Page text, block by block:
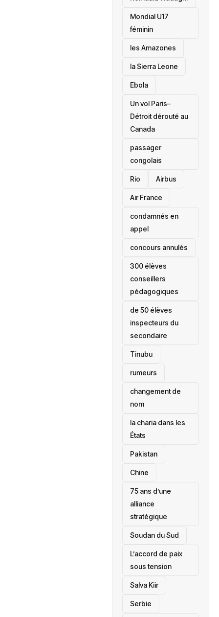
Mondial U17
féminin
les Amazones
la Sierra Leone
‎Ebola
Un vol Paris–
Détroit dérouté au
Canada
passager
congolais
Rio Airbus
Air France
condamnés en
appel
concours annulés
300 élèves
conseillers
pédagogiques
de 50 élèves
inspecteurs du
secondaire
Tinubu
rumeurs
changement de
nom
la charia dans les
États
‎Pakistan
Chine
75 ans d’une
alliance
stratégique
‎Soudan du Sud
L’accord de paix
sous tension
Salva Kiir
‎Serbie